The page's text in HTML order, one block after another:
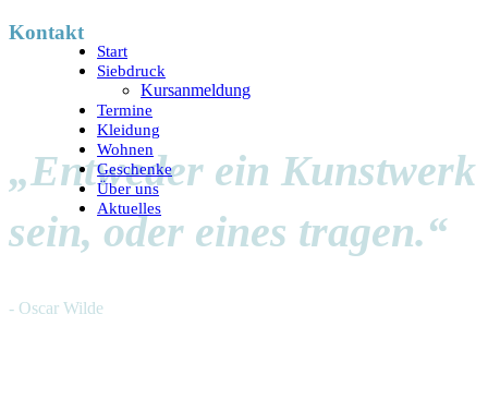
Kontakt
„Entweder ein Kunstwerk
sein, oder eines tragen.“
- Oscar Wilde
Start
Siebdruck
Kursanmeldung
Termine
Kleidung
Wohnen
Geschenke
Über uns
Aktuelles